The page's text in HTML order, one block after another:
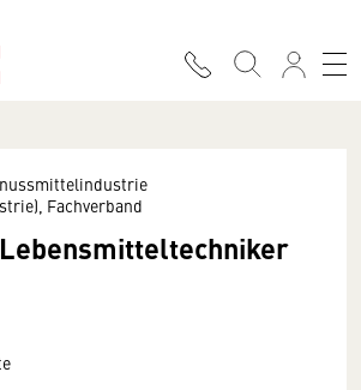
Fachverband